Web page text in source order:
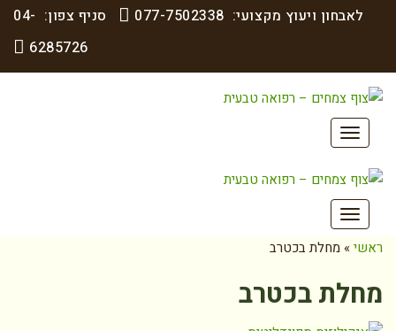
לאבחון ויעוץ מקצועי: 077-7502338 סניף צפון: 04-
6285726
תפריט
תפריט
ראשי» מחלת בכטרב
מחלת בכטרב